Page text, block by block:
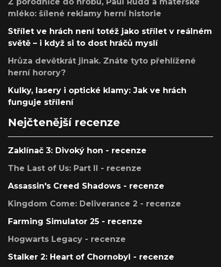
mléko: šílené reklamy herní historie
Střílet ve hrách není totéž jako střílet v reálném
světě – i když si to dost hráčů myslí
Hrůza devětkrát jinak. Znáte tyto přehlížené
herní horory?
Kulky, lasery i optické klamy: Jak ve hrách
funguje střílení
Nejčtenější recenze
Zaklínač 3: Divoký hon - recenze
The Last of Us: Part II - recenze
Assassin's Creed Shadows - recenze
Kingdom Come: Deliverance 2 - recenze
Farming Simulator 25 - recenze
Hogwarts Legacy - recenze
Stalker 2: Heart of Chornobyl - recenze